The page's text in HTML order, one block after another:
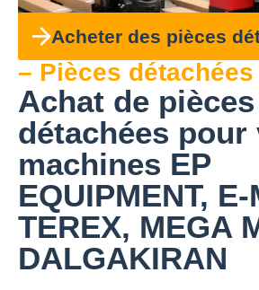
Acheter des pièces
– Pièces
Achat de pièces
détachées pour
machines EP
EQUIPMENT,
TEREX, MEGA
DALGAKIRAN